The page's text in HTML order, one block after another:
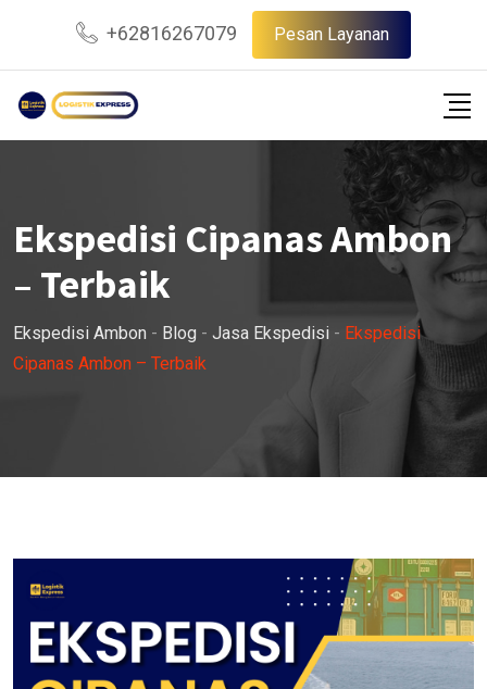
content
+62816267079 Pesan Layanan
Ekspedisi Cipanas Ambon
– Terbaik
Ekspedisi Ambon - Blog - Jasa Ekspedisi - Ekspedisi
Cipanas Ambon – Terbaik